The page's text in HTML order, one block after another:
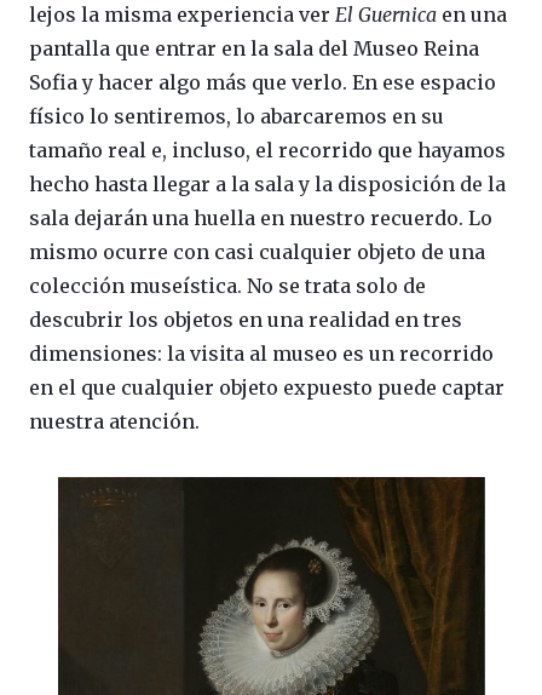
lejos la misma experiencia ver El Guernica en una
pantalla que entrar en la sala del Museo Reina
Sofia y hacer algo más que verlo. En ese espacio
físico lo sentiremos, lo abarcaremos en su
tamaño real e, incluso, el recorrido que hayamos
hecho hasta llegar a la sala y la disposición de la
sala dejarán una huella en nuestro recuerdo. Lo
mismo ocurre con casi cualquier objeto de una
colección museística. No se trata solo de
descubrir los objetos en una realidad en tres
dimensiones: la visita al museo es un recorrido
en el que cualquier objeto expuesto puede captar
nuestra atención.